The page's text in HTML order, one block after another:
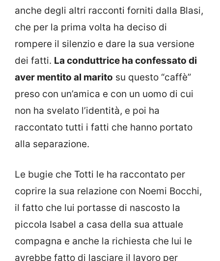
anche degli altri racconti forniti dalla Blasi,
che per la prima volta ha deciso di
rompere il silenzio e dare la sua versione
dei fatti. La conduttrice ha confessato di
aver mentito al marito su questo “caffè”
preso con un’amica e con un uomo di cui
non ha svelato l’identità, e poi ha
raccontato tutti i fatti che hanno portato
alla separazione.
Le bugie che Totti le ha raccontato per
coprire la sua relazione con Noemi Bocchi,
il fatto che lui portasse di nascosto la
piccola Isabel a casa della sua attuale
compagna e anche la richiesta che lui le
avrebbe fatto di lasciare il lavoro per